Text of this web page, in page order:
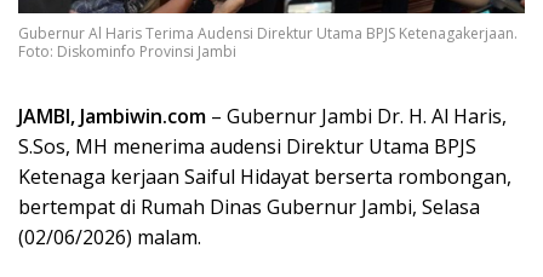
Gubernur Al Haris Terima Audensi Direktur Utama BPJS Ketenagakerjaan.
Foto: Diskominfo Provinsi Jambi
JAMBI, Jambiwin.com – Gubernur Jambi Dr. H. Al Haris,
S.Sos, MH menerima audensi Direktur Utama BPJS
Ketenaga kerjaan Saiful Hidayat berserta rombongan,
bertempat di Rumah Dinas Gubernur Jambi, Selasa
(02/06/2026) malam.